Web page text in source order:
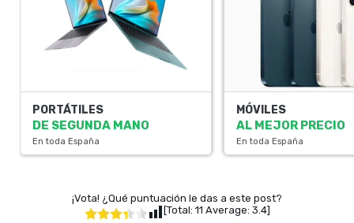
PORTÁTILES
DE SEGUNDA MANO
En toda España
MÓVILES
AL MEJOR PRECIO
En toda España
¡Vota! ¿Qué puntuación le das a este post?
[Total: 11 Average: 3.4]